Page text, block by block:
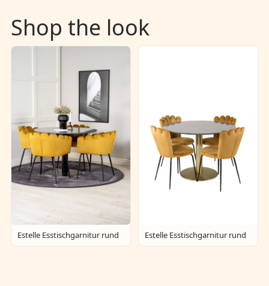
Shop the look
Estelle Esstischgarnitur rund Estelle Esstischgarnitur rund